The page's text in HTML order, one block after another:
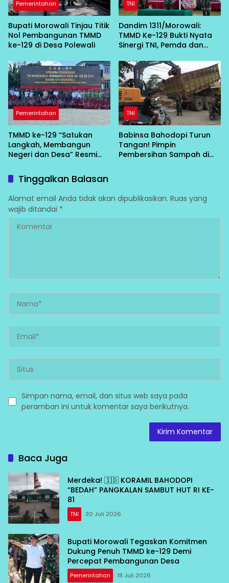
Pemerintahan
Bupati Morowali Tinjau Titik
Nol Pembangunan TMMD
ke-129 di Desa Polewali
TNI
Dandim 1311/Morowali:
TMMD Ke-129 Bukti Nyata
Sinergi TNI, Pemda dan
dari Desa
Pemerintahan
TMMD ke-129 “Satukan
Langkah, Membangun
Negeri dan Desa” Resmi
TNI
Babinsa Bahodopi Turun
Tangan! Pimpin
Pembersihan Sampah di
Tinggalkan Balasan
Alamat email Anda tidak akan dipublikasikan. Ruas yang
wajib ditandai *
Simpan nama, email, dan situs web saya pada
peramban ini untuk komentar saya berikutnya.
Baca Juga
Merdeka! 🇮🇩 KORAMIL BAHODOPI
“BEDAH” PANGKALAN SAMBUT HUT RI KE-
81
TNI 30 Juli 2026
Bupati Morowali Tegaskan Komitmen
Dukung Penuh TMMD ke-129 Demi
Percepat Pembangunan Desa
Pemerintahan 18 Juli 2026